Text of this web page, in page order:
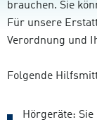
brauchen. Sie
Für unsere
Verordnung und
Folgende
Hörgeräte: